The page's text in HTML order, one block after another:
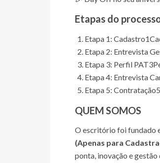
Etapas do
Etapa 1: Cadastro1
Etapa 2: Entrevista
Etapa 3: Perfil PAT3
Etapa 4: Entrevista
Etapa 5: Contratação5
QUEM SOMOS
O escritório foi fundado
(Apenas para
ponta, inovação e